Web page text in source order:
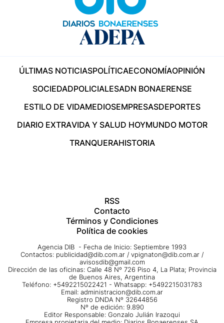
ÚLTIMAS NOTICIASPOLÍTICAECONOMÍAOPINIÓN
SOCIEDADPOLICIALESADN BONAERENSE
ESTILO DE VIDAMEDIOSEMPRESASDEPORTES
DIARIO EXTRAVIDA Y SALUD HOYMUNDO MOTOR
TRANQUERAHISTORIA
RSS
Contacto
Términos y Condiciones
Política de cookies
Agencia DIB - Fecha de Inicio: Septiembre 1993
Contactos: publicidad@dib.com.ar / vpignaton@dib.com.ar /
avisosdib@gmail.com
Dirección de las oficinas: Calle 48 Nº 726 Piso 4, La Plata; Provincia
de Buenos Aires, Argentina
Teléfono: +5492215022421 - Whatsapp: +5492215031783
Email: administracion@dib.com.ar
Registro DNDA Nº 32644856
Nº de edición: 9.890
Editor Responsable: Gonzalo Julián Irazoqui